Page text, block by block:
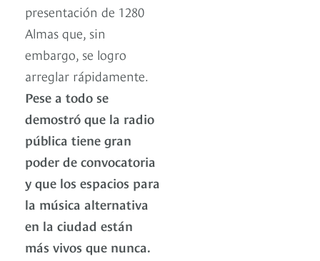
presentación de 1280
Almas que, sin
embargo, se logro
arreglar rápidamente.
Pese a todo se
demostró que la radio
pública tiene gran
poder de convocatoria
y que los espacios para
la música alternativa
en la ciudad están
más vivos que nunca.